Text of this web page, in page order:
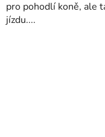
pro pohodlí koně, ale
jízdu....